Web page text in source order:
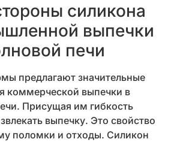
силикона
выпечки
печи
предлагают значительные
коммерческой выпечки в
Присущая им гибкость
выпечку. Это свойство
поломки и отходы. Силикон